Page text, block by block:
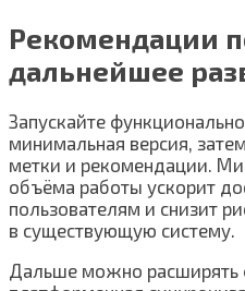
Рекомендации
дальнейшее
Запускайте
минимальная версия,
метки и рекомендации.
объёма работы ускорит
пользователям и снизит
в существующую систему.
Дальше можно расширять